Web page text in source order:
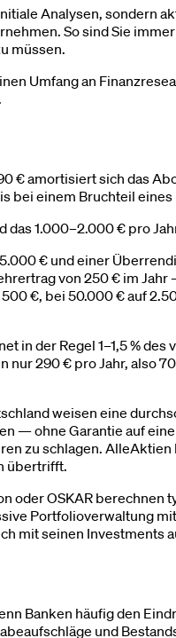
Analysen, sondern
So sind Sie
müssen.
Umfang an
€ amortisiert sich das
bei einem Bruchteil
1.000–2.000 € pro
€ und einer
von 250 € im
€, bei 50.000 € auf
in der Regel 1–1,5 %
290 € pro Jahr, also
weisen eine
— ohne Garantie auf
zu schlagen.
übertrifft.
oder OSKAR
Portfolioverwaltung
mit seinen
Banken häufig den
und